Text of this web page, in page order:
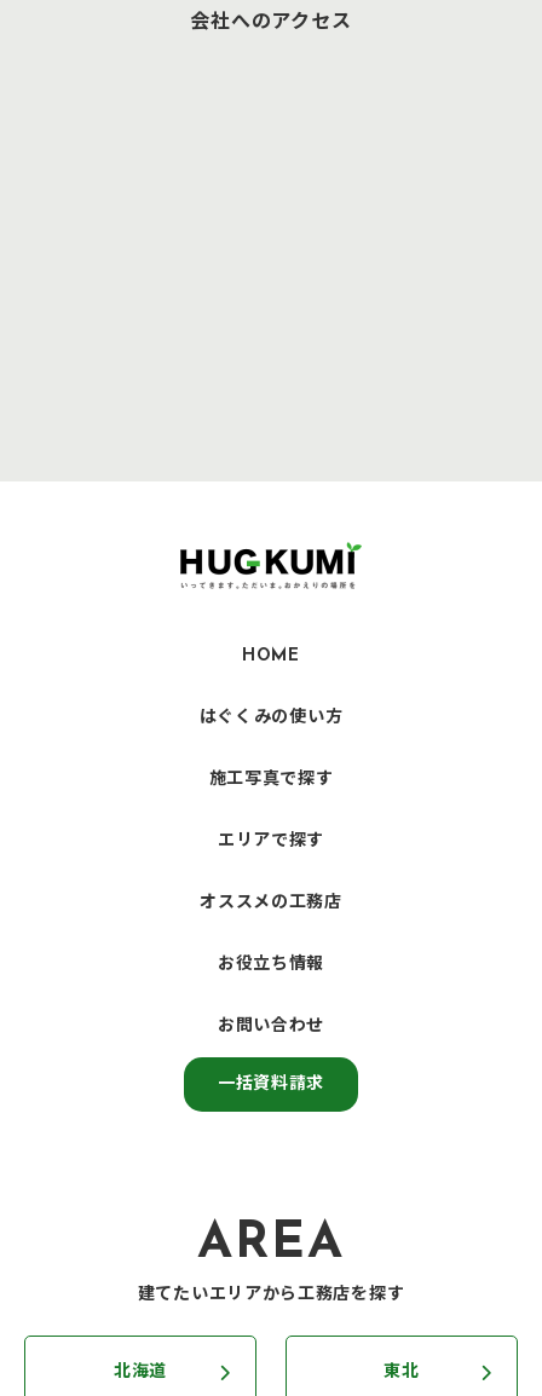
会社へのアクセス
HOME
はぐくみの使い方
施工写真で探す
エリアで探す
オススメの工務店
お役立ち情報
お問い合わせ
一括資料請求
AREA
建てたいエリアから工務店を探す
北海道 東北